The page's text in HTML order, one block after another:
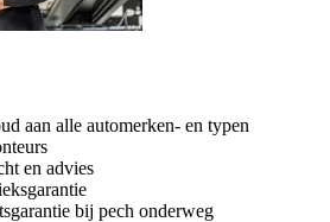
aan alle automerken- en typen
en advies
bij pech onderweg